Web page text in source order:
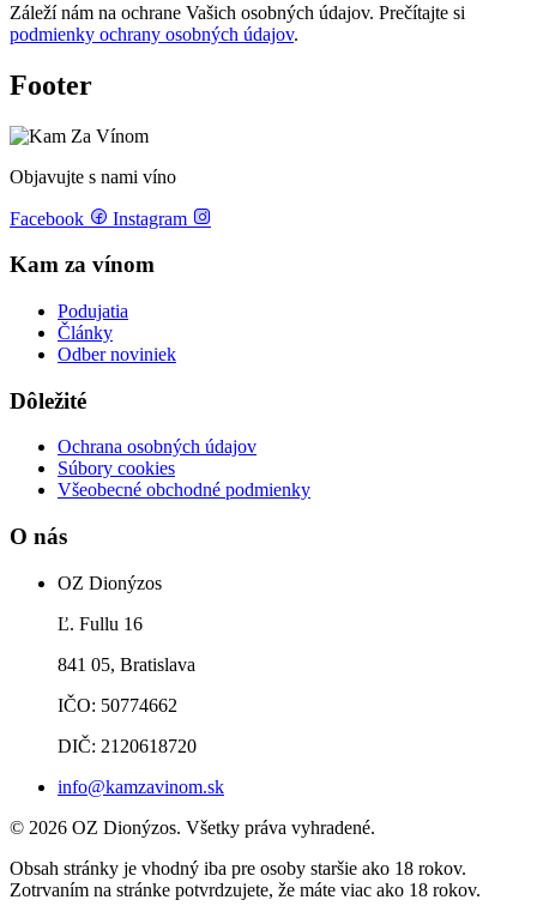
Záleží nám na ochrane Vašich osobných údajov. Prečítajte si
podmienky ochrany osobných údajov.
Footer
Objavujte s nami víno
Facebook Instagram
Kam za vínom
Podujatia
Články
Odber noviniek
Dôležité
Ochrana osobných údajov
Súbory cookies
Všeobecné obchodné podmienky
O nás
OZ Dionýzos
Ľ. Fullu 16
841 05, Bratislava
IČO: 50774662
DIČ: 2120618720
info@kamzavinom.sk
© 2026 OZ Dionýzos. Všetky práva vyhradené.
Obsah stránky je vhodný iba pre osoby staršie ako 18 rokov.
Zotrvaním na stránke potvrdzujete, že máte viac ako 18 rokov.